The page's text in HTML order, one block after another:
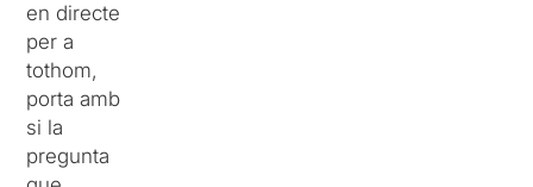
en directe
per a
tothom,
porta amb
si la
pregunta